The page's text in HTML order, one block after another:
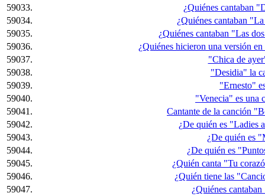
59033.
¿Quiénes cantaban
59034.
¿Quiénes cantaban
59035.
¿Quiénes cantaban "Las
59036.
¿Quiénes hicieron una versión
59037.
"Chica de
59038.
"Desidia" la
59039.
"Ernesto"
59040.
"Venecia" es una
59041.
Cantante de la canción
59042.
¿De quién es "Ladies
59043.
¿De quién es
59044.
¿De quién es
59045.
¿Quién canta "Tu
59046.
¿Quién tiene las
59047.
¿Quiénes